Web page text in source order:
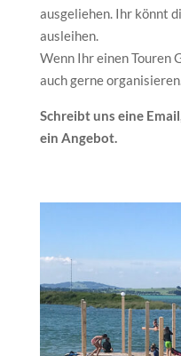
ausgeliehen. Ihr könnt
ausleihen.
Wenn Ihr einen Touren
auch gerne
Schreibt uns eine
ein Angebot.